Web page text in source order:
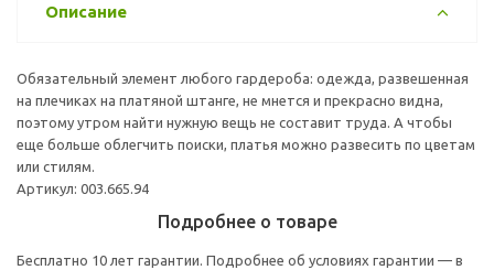
Описание
Обязательный элемент любого гардероба: одежда, развешенная
на плечиках на платяной штанге, не мнется и прекрасно видна,
поэтому утром найти нужную вещь не составит труда. А чтобы
еще больше облегчить поиски, платья можно развесить по цветам
или стилям.
Артикул: 003.665.94
Подробнее о товаре
Бесплатно 10 лет гарантии. Подробнее об условиях гарантии — в